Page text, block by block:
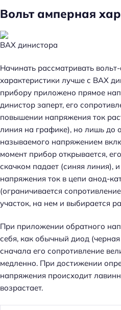
Вольт амперная
ВАХ динистора
Начинать рассматривать
характеристики лучше с ВАХ
прибору приложено прямое
динистор заперт, его
повышении напряжения ток
линия на графике), но лишь до
называемого напряжением
момент прибор открывается,
скачком падает (синяя линия),
напряжения ток в цепи анод-
(ограничивается
участок, на нем и выбирается
При приложении обратного
себя, как обычный диод
сначала его сопротивление
медленно. При достижении
напряжения происходит
возрастает.